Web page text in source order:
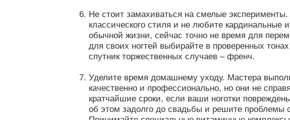
Не стоит замахиваться на смелые
классического стиля и не любите кардинальные
обычной жизни, сейчас точно не время для
для своих ногтей выбирайте в проверенных
спутник торжественных случаев – френч.
Уделите время домашнему уходу. Мастера
качественно и профессионально, но они не
кратчайшие сроки, если ваши ноготки
об этом задолго до свадьбы и решите проблемы